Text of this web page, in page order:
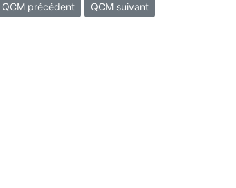
QCM précédent QCM suivant